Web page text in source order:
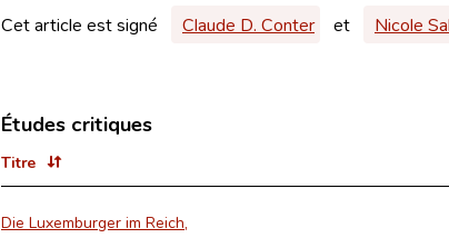
Cet article est signé Claude D. Conter et Nicole
Études critiques
Titre
Die Luxemburger im Reich,